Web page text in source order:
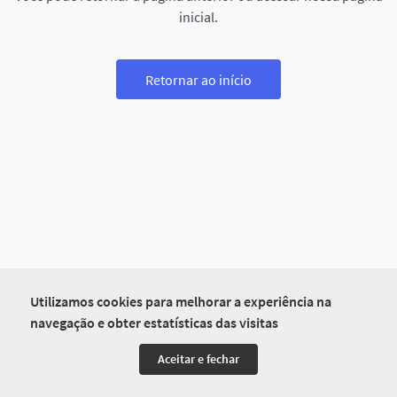
Utilizamos cookies para melhorar a experiência na
navegação e obter estatísticas das visitas
Aceitar e fechar
inicial.
Retornar ao início